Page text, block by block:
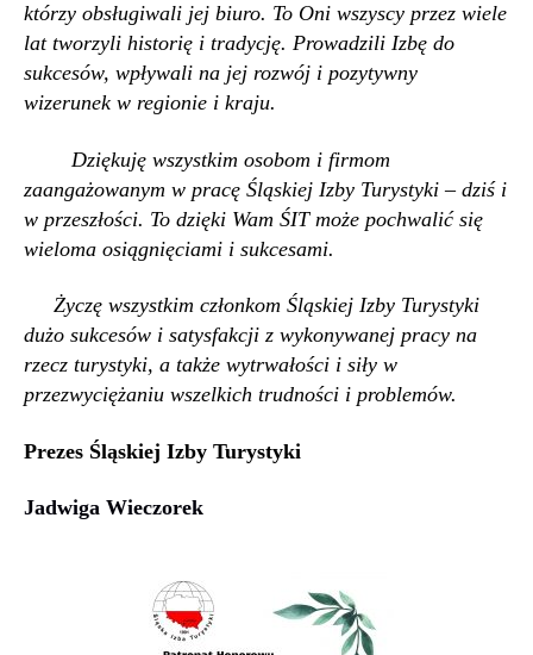
którzy obsługiwali jej biuro. To Oni wszyscy przez wiele
lat tworzyli historię i tradycję. Prowadzili Izbę do
sukcesów, wpływali na jej rozwój i pozytywny
wizerunek w regionie i kraju.
Dziękuję wszystkim osobom i firmom
zaangażowanym w pracę Śląskiej Izby Turystyki – dziś i
w przeszłości. To dzięki Wam ŚIT może pochwalić się
wieloma osiągnięciami i sukcesami.
Życzę wszystkim członkom Śląskiej Izby Turystyki
dużo sukcesów i satysfakcji z wykonywanej pracy na
rzecz turystyki, a także wytrwałości i siły w
przezwyciężaniu wszelkich trudności i problemów.
Prezes Śląskiej Izby Turystyki
Jadwiga Wieczorek